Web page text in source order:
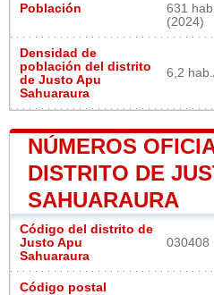
Población
631
(2024)
Densidad de
población del distrito
de Justo Apu
Sahuaraura
6,2
NÚMEROS
DISTRITO DE
SAHUARAURA
Código del distrito de
Justo Apu
Sahuaraura
030408
Código postal